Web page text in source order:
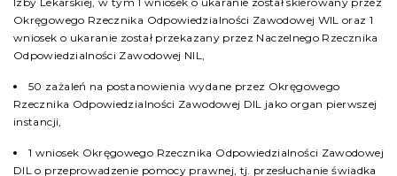
Okręgowego Rzecznika Odpowiedzialności Zawodowej WIL oraz 1
wniosek o ukaranie został przekazany przez Naczelnego Rzecznika
Odpowiedzialności Zawodowej NIL,
50 zażaleń na postanowienia wydane przez Okręgowego
Rzecznika Odpowiedzialności Zawodowej DIL jako organ pierwszej
instancji,
1 wniosek Okręgowego Rzecznika Odpowiedzialności Zawodowej
DIL o przeprowadzenie pomocy prawnej, tj. przesłuchanie świadka